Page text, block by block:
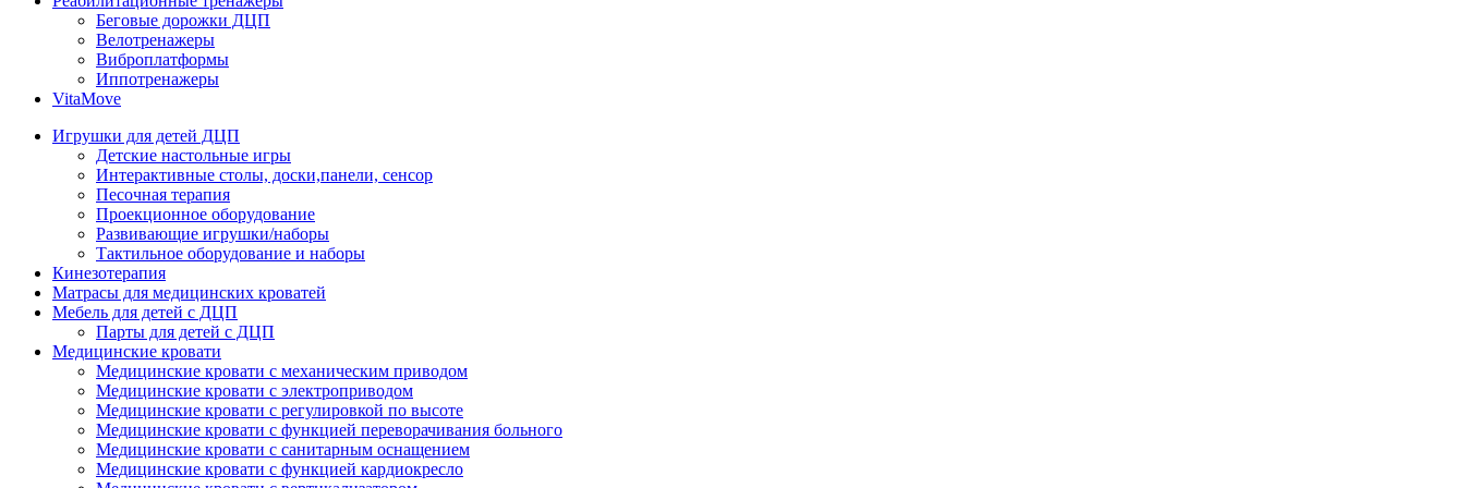
Беговые дорожки ДЦП
Велотренажеры
Виброплатформы
Иппотренажеры
VitaMove
Игрушки для детей ДЦП
Детские настольные игры
Интерактивные столы, доски,панели, сенсор
Песочная терапия
Проекционное оборудование
Развивающие игрушки/наборы
Тактильное оборудование и наборы
Кинезотерапия
Матрасы для медицинских кроватей
Мебель для детей с ДЦП
Парты для детей с ДЦП
Медицинские кровати
Медицинские кровати с механическим приводом
Медицинские кровати с электроприводом
Медицинские кровати с регулировкой по высоте
Медицинские кровати с функцией переворачивания больного
Медицинские кровати с санитарным оснащением
Медицинские кровати с функцией кардиокресло